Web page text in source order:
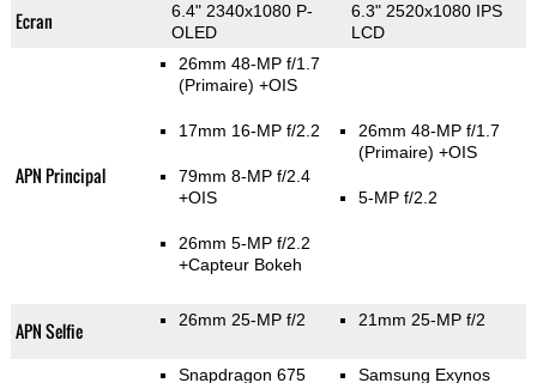
Ecran
6.4" 2340x1080 P-
OLED
6.3" 2520x1080 IPS
LCD
APN Principal
26mm 48-MP f/1.7
(Primaire) +OIS
17mm 16-MP f/2.2
79mm 8-MP f/2.4
+OIS
26mm 5-MP f/2.2
+Capteur Bokeh
26mm 48-MP f/1.7
(Primaire) +OIS
5-MP f/2.2
APN Selfie 26mm 25-MP f/2 21mm 25-MP f/2
Snapdragon 675
Samsung Exynos